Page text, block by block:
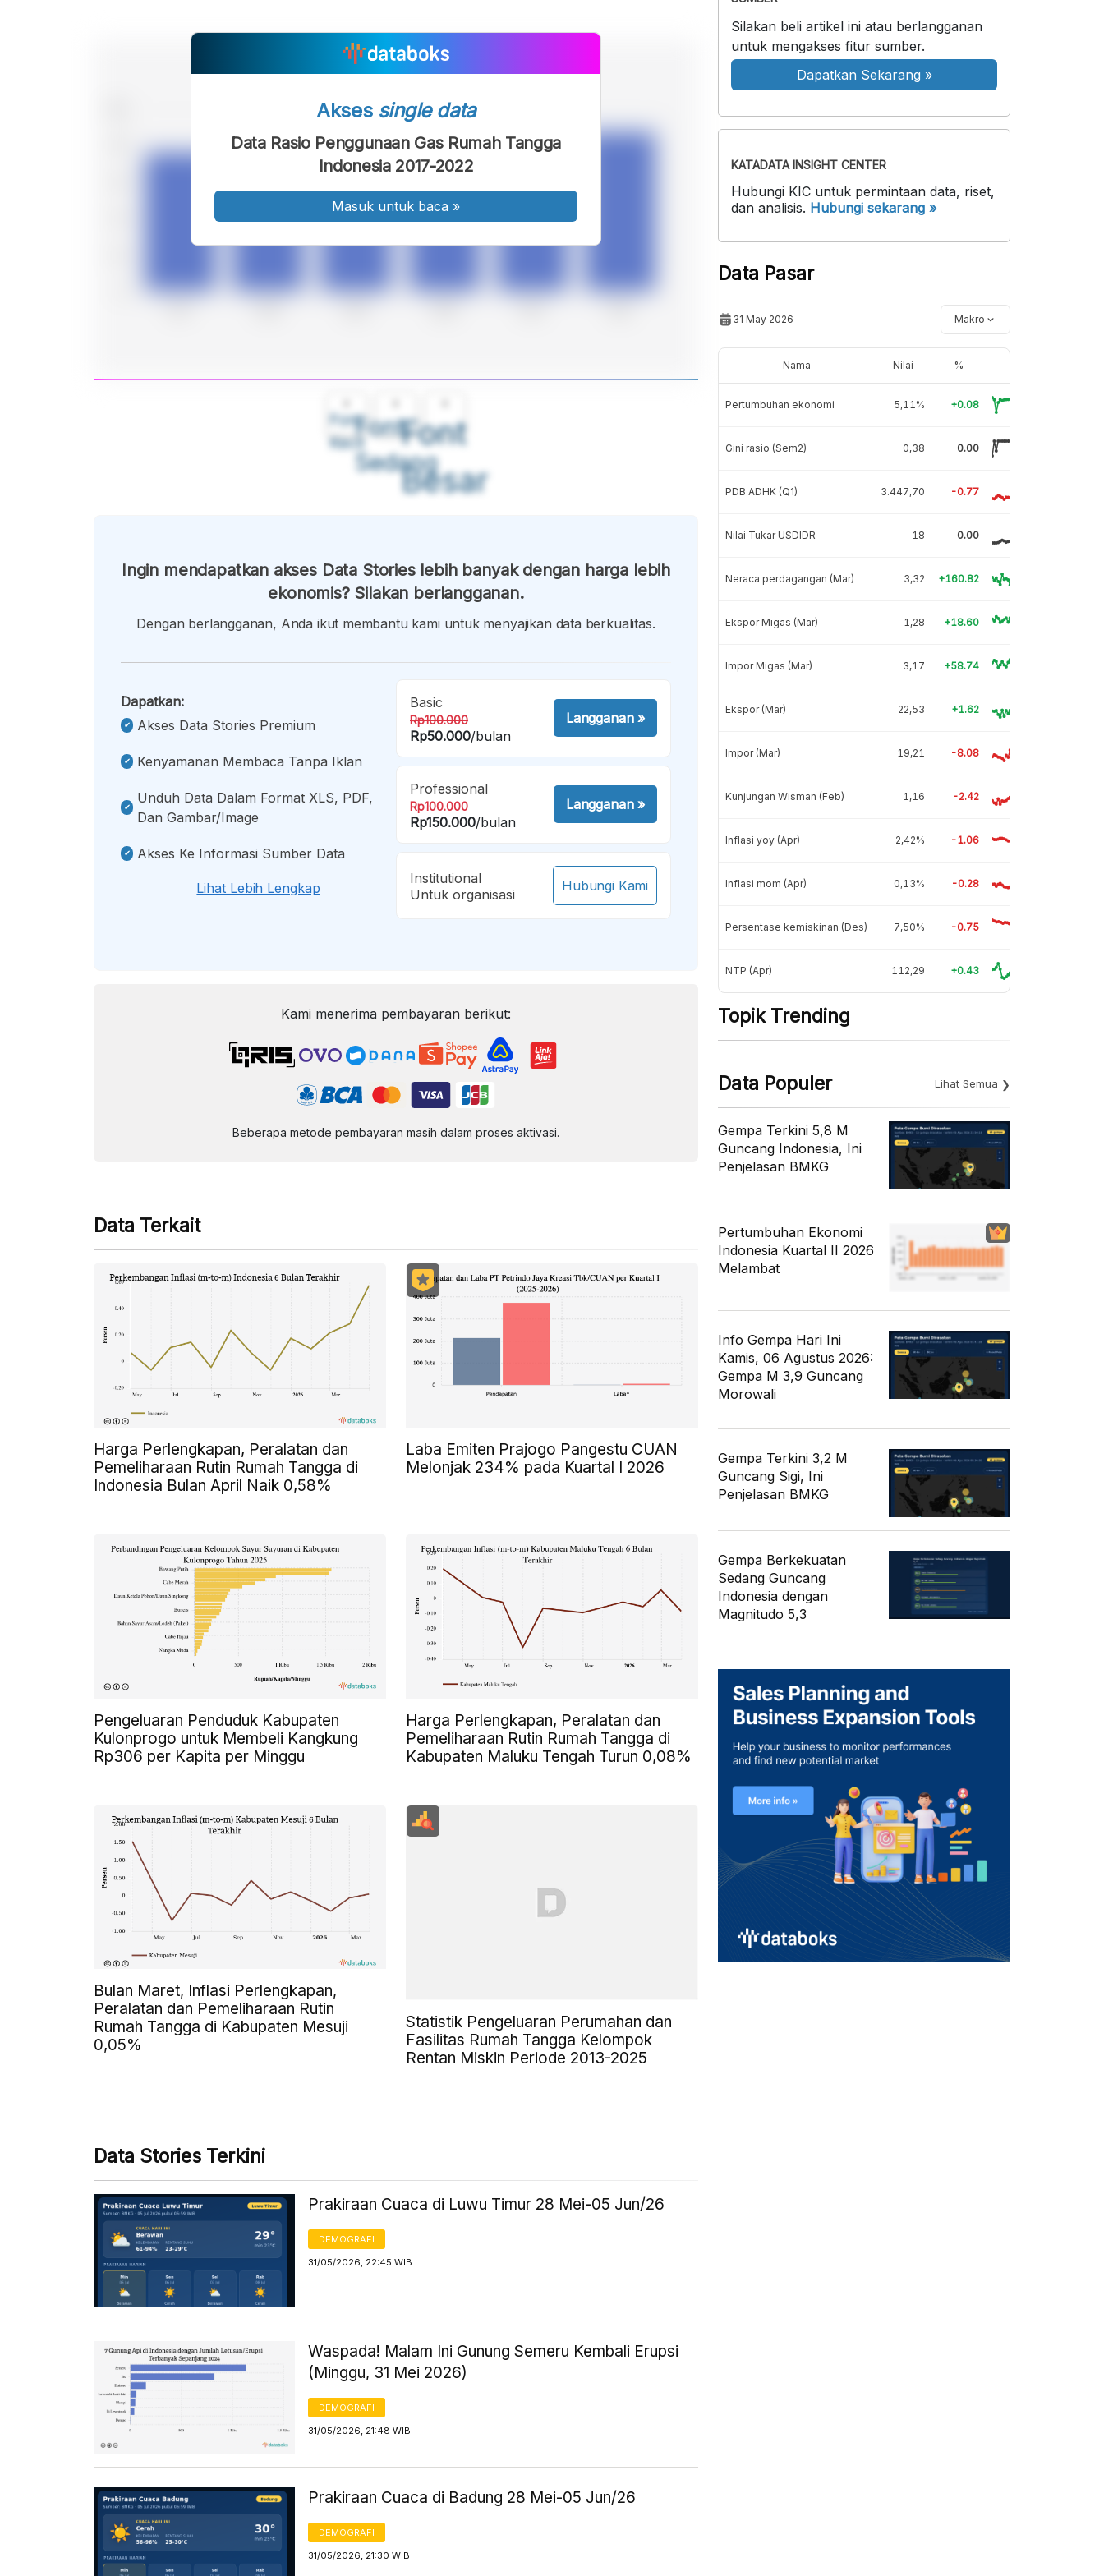
Font
Kecil
Font
Sedang
Font
Besar
Akses single data
Data Rasio Penggunaan Gas Rumah Tangga
Indonesia 2017-2022
Masuk untuk baca »
Ingin mendapatkan akses Data Stories lebih banyak dengan harga lebih
ekonomis? Silakan berlangganan.
Dengan berlangganan, Anda ikut membantu kami untuk menyajikan data berkualitas.
Dapatkan:
Akses Data Stories Premium
Kenyamanan Membaca Tanpa Iklan
Unduh Data Dalam Format XLS, PDF,
Dan Gambar/image
Akses Ke Informasi Sumber Data
Lihat Lebih Lengkap
Basic
Rp100.000
Rp50.000/bulan
Langganan»
Professional
Rp100.000
Rp150.000/bulan
Langganan»
Institutional
Untuk organisasi
Hubungi Kami
Kami menerima pembayaran berikut:
Beberapa metode pembayaran masih dalam proses aktivasi.
Data Terkait
Harga Perlengkapan, Peralatan dan
Pemeliharaan Rutin Rumah Tangga di
Indonesia Bulan April Naik 0,58%
Laba Emiten Prajogo Pangestu CUAN
Melonjak 234% pada Kuartal I 2026
Pengeluaran Penduduk Kabupaten
Kulonprogo untuk Membeli Kangkung
Rp306 per Kapita per Minggu
Harga Perlengkapan, Peralatan dan
Pemeliharaan Rutin Rumah Tangga di
Kabupaten Maluku Tengah Turun 0,08%
Bulan Maret, Inflasi Perlengkapan,
Peralatan dan Pemeliharaan Rutin
Rumah Tangga di Kabupaten Mesuji
0,05%
Statistik Pengeluaran Perumahan dan
Fasilitas Rumah Tangga Kelompok
Rentan Miskin Periode 2013-2025
Data Stories Terkini
Prakiraan Cuaca di Luwu Timur 28 Mei-05 Jun/26
DEMOGRAFI
31/05/2026, 22:45 WIB
Waspada! Malam Ini Gunung Semeru Kembali Erupsi
(Minggu, 31 Mei 2026)
DEMOGRAFI
31/05/2026, 21:48 WIB
Prakiraan Cuaca di Badung 28 Mei-05 Jun/26
DEMOGRAFI
31/05/2026, 21:30 WIB
Silakan beli artikel ini atau berlangganan
untuk mengakses fitur sumber.
Dapatkan Sekarang »
KATADATA INSIGHT CENTER
Hubungi KIC untuk permintaan data, riset,
dan analisis. Hubungi sekarang »
Data Pasar
31 May 2026 Makro
Nama Nilai %
Pertumbuhan ekonomi 5,11% +0.08
Gini rasio (Sem2) 0,38 0.00
PDB ADHK (Q1) 3.447,70 -0.77
Nilai Tukar USDIDR 18 0.00
Neraca perdagangan (Mar) 3,32 +160.82
Ekspor Migas (Mar) 1,28 +18.60
Impor Migas (Mar) 3,17 +58.74
Ekspor (Mar) 22,53 +1.62
Impor (Mar) 19,21 -8.08
Kunjungan Wisman (Feb) 1,16 -2.42
Inflasi yoy (Apr) 2,42% -1.06
Inflasi mom (Apr) 0,13% -0.28
Persentase kemiskinan (Des) 7,50% -0.75
NTP (Apr) 112,29 +0.43
Topik Trending
Data Populer Lihat Semua
Gempa Terkini 5,8 M
Guncang Indonesia, Ini
Penjelasan BMKG
Pertumbuhan Ekonomi
Indonesia Kuartal II 2026
Melambat
Info Gempa Hari Ini
Kamis, 06 Agustus 2026:
Gempa M 3,9 Guncang
Morowali
Gempa Terkini 3,2 M
Guncang Sigi, Ini
Penjelasan BMKG
Gempa Berkekuatan
Sedang Guncang
Indonesia dengan
Magnitudo 5,3